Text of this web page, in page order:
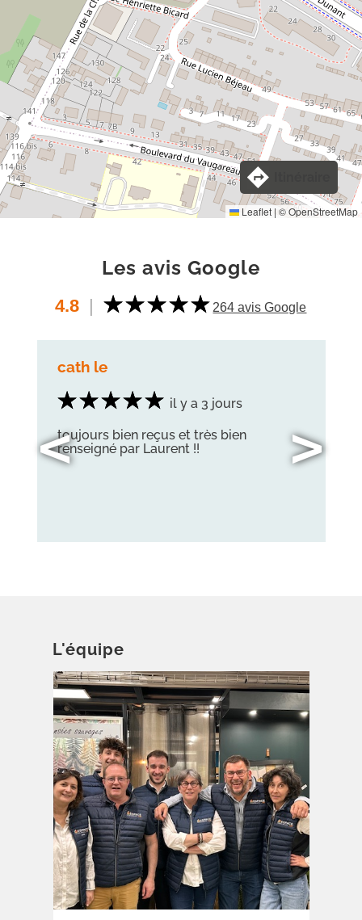
Leaflet | ©OpenStreetMap
Les avis Google
4.8 | 264 avis Google
cath le
il y a 3 jours
toujours bien reçus et très bien
renseigné par Laurent !!
< >
L'équipe